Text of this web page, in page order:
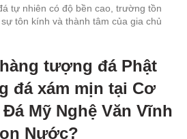
tự nhiên có độ bền cao, trường tồn
tôn kính và thành tâm của gia chủ
tượng đá Phật
đá xám mịn tại Cơ
Mỹ Nghệ Văn Vĩnh
Nước?